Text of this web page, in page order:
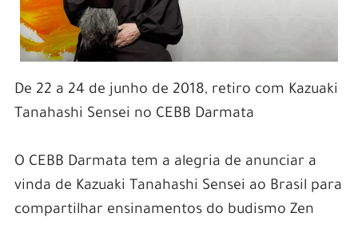
De 22 a 24 de junho de 2018, retiro com Kazuaki
Tanahashi Sensei no CEBB Darmata
O CEBB Darmata tem a alegria de anunciar a
vinda de Kazuaki Tanahashi Sensei ao Brasil para
compartilhar ensinamentos do budismo Zen